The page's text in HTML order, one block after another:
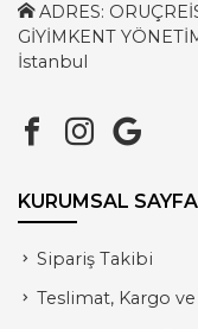
ADRES:
GİYİMKENT
İstanbul
KURUMSAL
Sipariş Takibi
Teslimat, Kargo ve